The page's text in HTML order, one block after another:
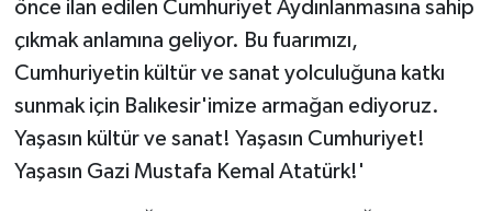
önce ilan edilen Cumhuriyet Aydınlanmasına sahip
çıkmak anlamına geliyor. Bu fuarımızı,
Cumhuriyetin kültür ve sanat yolculuğuna katkı
sunmak için Balıkesir'imize armağan ediyoruz.
Yaşasın kültür ve sanat! Yaşasın Cumhuriyet!
Yaşasın Gazi Mustafa Kemal Atatürk!'